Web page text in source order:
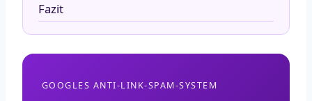
Fazit
GOOGLES ANTI-LINK-SPAM-SYSTEM